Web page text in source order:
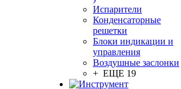
Испарители
Конденсаторные
решетки
Блоки индикации и
управления
Воздушные заслонки
+ ЕЩЕ 19